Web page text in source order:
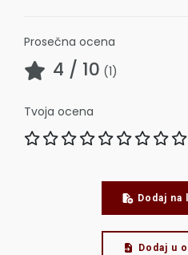
Prosečna ocena
4 / 10 (1)
Tvoja ocena
Dodaj
Dodaj u